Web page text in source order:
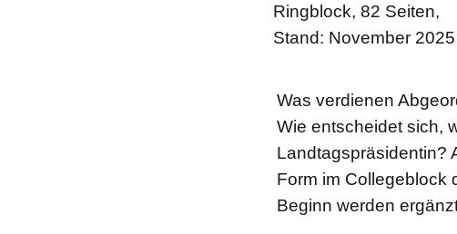
Ringblock, 82 Seiten,
Stand: November 2025
Was verdienen
Wie entscheidet sich,
Landtagspräsidentin?
Form im Collegeblock
Beginn werden